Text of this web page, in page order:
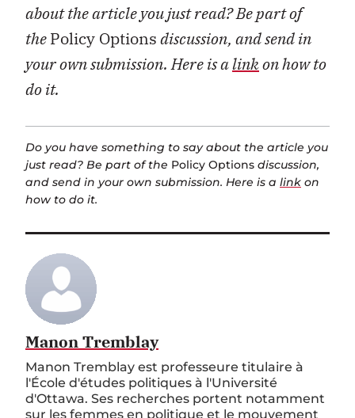
about the article you just read? Be part of
thePolicy Optionsdiscussion, and send in
your own submission. Here is alinkon how to
do it.
Do you have something to say about the article you
just read? Be part of the Policy Options discussion,
and send in your own submission. Here is a link on
how to do it.
Manon Tremblay
Manon Tremblay est professeure titulaire à
l'École d'études politiques à l'Université
d'Ottawa. Ses recherches portent notamment
sur les femmes en politique et le mouvement